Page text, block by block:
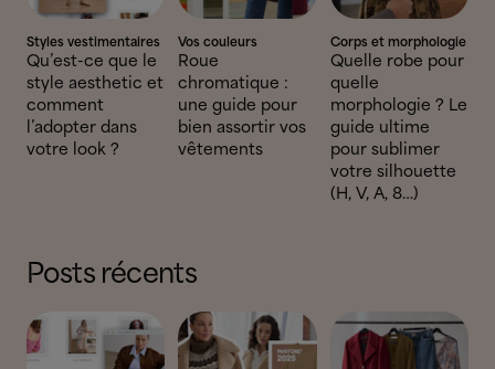
Styles vestimentaires
Qu’est-ce que le
style aesthetic et
comment
l’adopter dans
votre look ?
Vos couleurs
Roue
chromatique :
une guide pour
bien assortir vos
vêtements
Corps et morphologie
Quelle robe pour
quelle
morphologie ? Le
guide ultime
pour sublimer
votre silhouette
(H, V, A, 8…)
Posts récents